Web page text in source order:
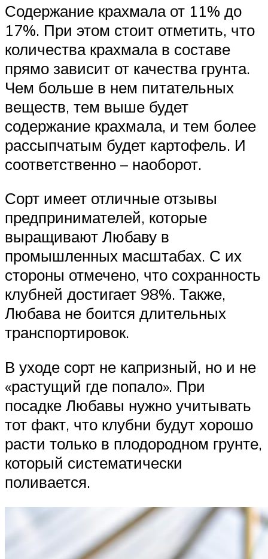
Содержание крахмала от 11% до
17%. При этом стоит отметить, что
количества крахмала в составе
прямо зависит от качества грунта.
Чем больше в нем питательных
веществ, тем выше будет
содержание крахмала, и тем более
рассыпчатым будет картофель. И
соответственно – наоборот.
Сорт имеет отличные отзывы
предпринимателей, которые
выращивают Любаву в
промышленных масштабах. С их
стороны отмечено, что сохранность
клубней достигает 98%. Также,
Любава не боится длительных
транспортировок.
В уходе сорт не капризный, но и не
«растущий где попало». При
посадке Любавы нужно учитывать
тот факт, что клубни будут хорошо
расти только в плодородном грунте,
который систематически
поливается.